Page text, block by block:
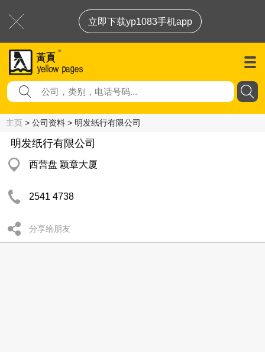
立即下载yp1083手机app
主页 > 公司资料 > 明发纸行有限公司
明发纸行有限公司
西营盘 颖章大厦
2541 4738
分享给朋友